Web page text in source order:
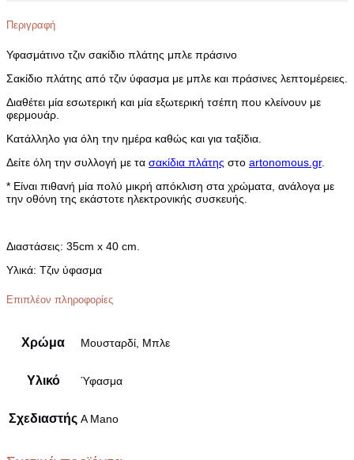
ποσότητα
Περιγραφή
Υφασμάτινο τζιν σακίδιο πλάτης μπλε πράσινο
Σακίδιο πλάτης από τζιν ύφασμα με μπλε και πράσινες λεπτομέρειες.
Διαθέτει μία εσωτερική και μία εξωτερική τσέπη που κλείνουν με
φερμουάρ.
Κατάλληλο για όλη την ημέρα καθώς και για ταξίδια.
Δείτε όλη την συλλογή με τα σακίδια πλάτης στο artonomous.gr.
* Είναι πιθανή μία πολύ μικρή απόκλιση στα χρώματα, ανάλογα με
την οθόνη της εκάστοτε ηλεκτρονικής συσκευής.
Διαστάσεις: 35cm x 40 cm.
Υλικά: Τζιν ύφασμα
Επιπλέον πληροφορίες
Χρώμα Μουσταρδί, Μπλε
Υλικό Ύφασμα
Σχεδιαστής A Mano